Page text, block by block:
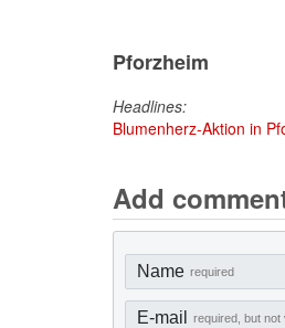
Pforzheim
Headlines:
Blumenherz-Aktion in
Add
Name required
E-mail required, but not